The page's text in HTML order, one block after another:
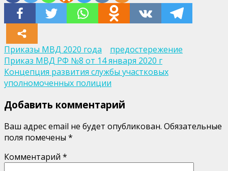
Приказы МВД 2020 года предостережение
Навигация
по
записям
Приказ МВД РФ №8 от 14 января 2020 г
Концепция развития службы участковых
уполномоченных полиции
Добавить комментарий
Ваш адрес email не будет опубликован. Обязательные
поля помечены *
Комментарий *